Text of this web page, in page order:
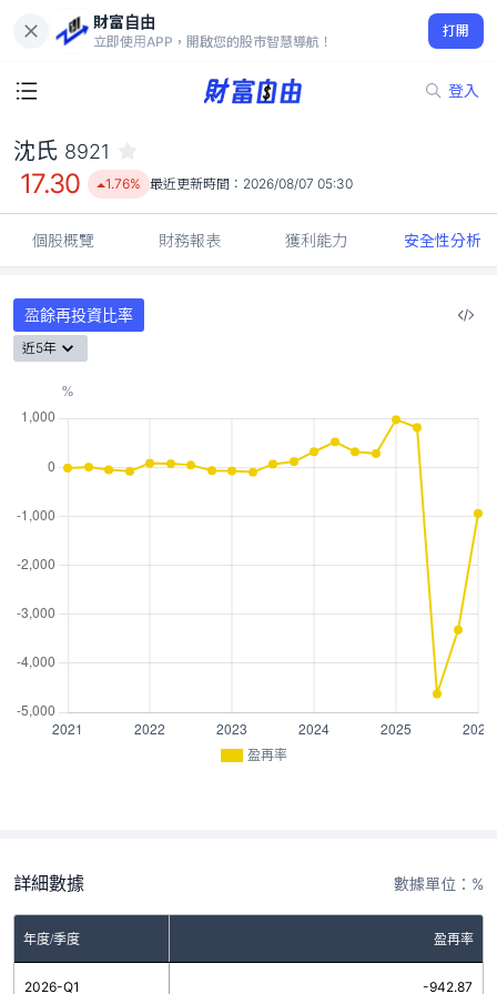
財富自由
立即使用APP，開啟您的股市智慧導航！
打開
登入
17.30
1.76%
沈氏 8921
17.30 1.76% 最近更新時間： 2026/08/07 05:30
個股概覽 財務報表 獲利能力 安全性分析
盈餘再投資比率
近5年
盈再率
詳細數據 數據單位：%
年度/季度 盈再率
2026-Q1 -942.87